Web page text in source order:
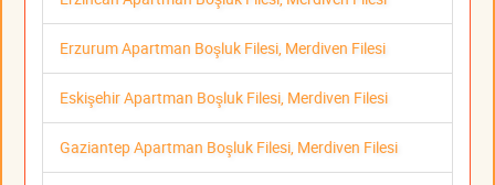
Erzurum Apartman Boşluk Filesi, Merdiven Filesi
Eskişehir Apartman Boşluk Filesi, Merdiven Filesi
Gaziantep Apartman Boşluk Filesi, Merdiven Filesi